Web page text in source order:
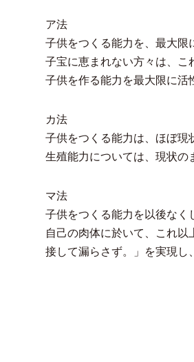
ア法
子供をつくる能力を、最大限
子宝に恵まれない方々は、こ
子供を作る能力を最大限に活
カ法
子供をつくる能力は、ほぼ現
生殖能力については、現状の
マ法
子供をつくる能力を以後なく
自己の肉体に於いて、これ以
接して漏らさず。」を実現し